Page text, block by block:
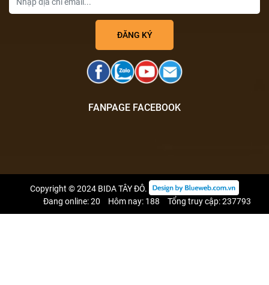
FANPAGE FACEBOOK
Copyright © 2024 BIDA TÂY ĐÔ.
Đang online: 20
Hôm nay: 188 Tổng truy cập: 237793